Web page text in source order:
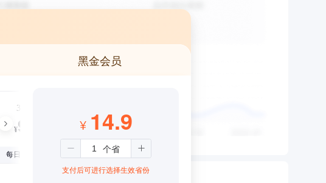
黑金会员
3个月
¥99
每日仅1.08元
¥ 14.9
支付后可进行选择生效省份